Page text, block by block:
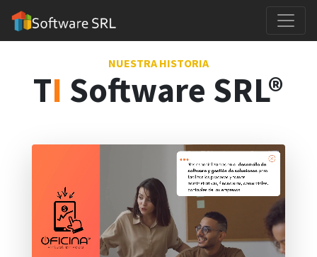
NUESTRA HISTORIA
TI Software SRL®